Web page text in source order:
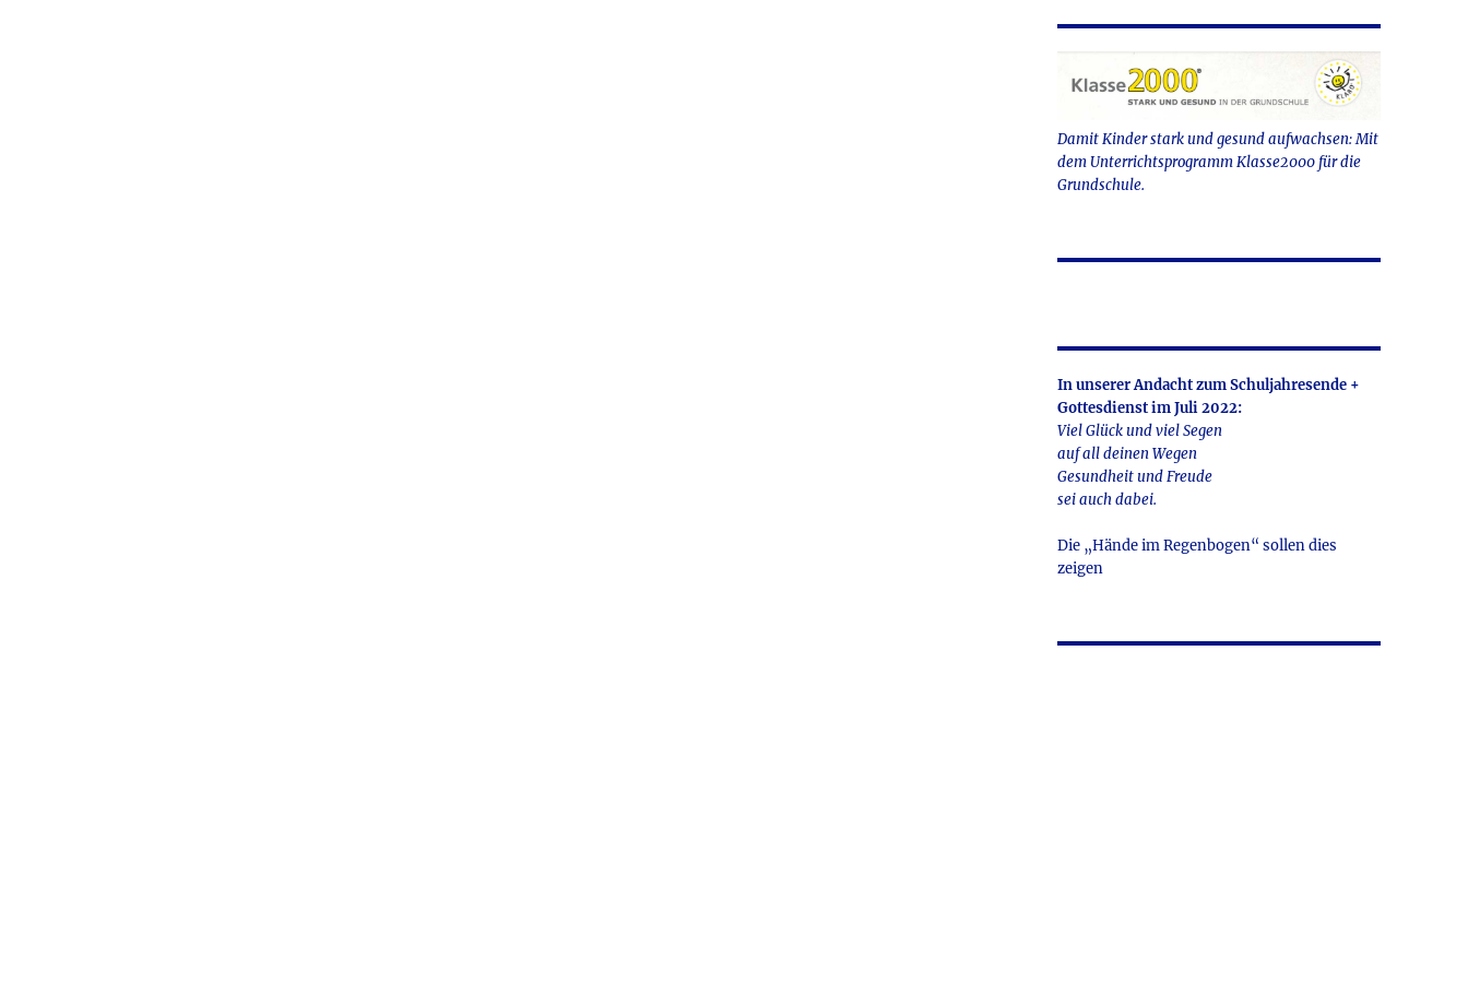
Damit Kinder stark und gesund aufwachsen: Mit
dem Unterrichtsprogramm Klasse2000 für die
Grundschule.
In unserer Andacht zum Schuljahresende +
Gottesdienst im Juli 2022:
Viel Glück und viel Segen
auf all deinen Wegen
Gesundheit und Freude
sei auch dabei.
Die „Hände im Regenbogen“ sollen dies
zeigen